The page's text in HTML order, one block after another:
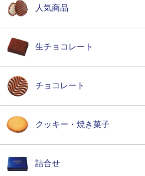
人気商品
生チョコレート
チョコレート
クッキー・焼き菓子
詰合せ